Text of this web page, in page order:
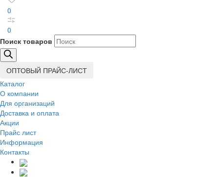
0
0
Поиск товаров
ОПТОВЫЙ ПРАЙС-ЛИСТ
Каталог
О компании
Для организаций
Доставка и оплата
Акции
Прайс лист
Информация
Контакты